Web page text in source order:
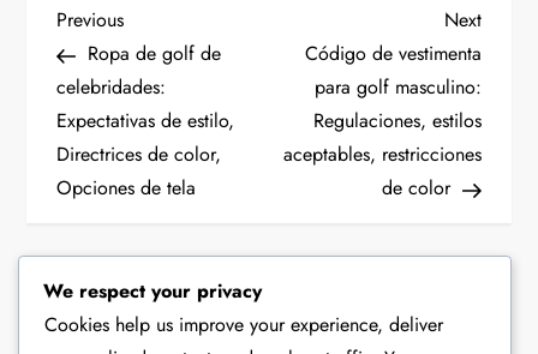
P
o
s
t
n
a
Previous
Post
Previous
Ropa de golf de
celebridades:
Expectativas de estilo,
Directrices de color,
Opciones de tela
Next
Post
Next
Código de vestimenta
para golf masculino:
Regulaciones, estilos
aceptables, restricciones
de color
Leave a Reply
We respect your privacy
Cookies help us improve your experience, deliver